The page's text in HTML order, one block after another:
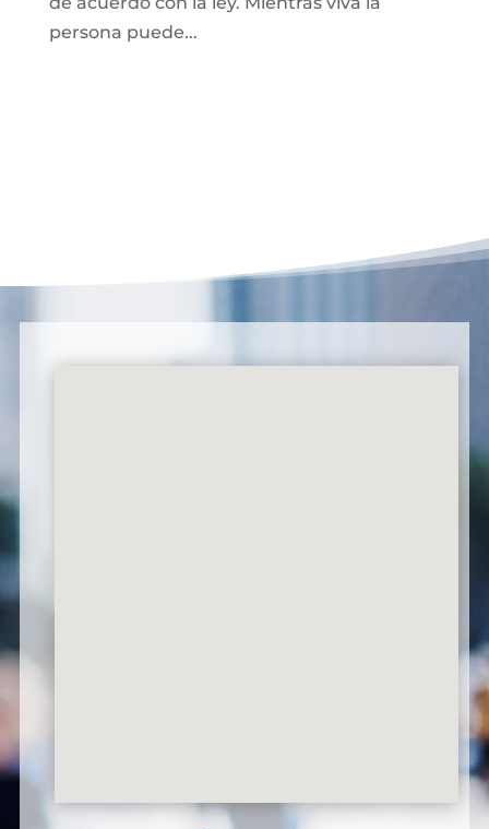
persona puede...